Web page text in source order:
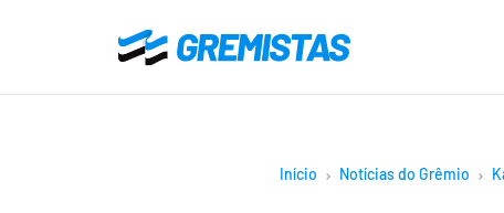
o
Gremistas
Início Notícias do Grêmio